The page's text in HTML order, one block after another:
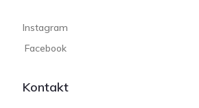
Instagram
Facebook
Kontakt